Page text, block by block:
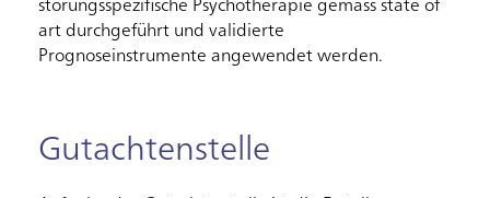
störungsspezifische Psychotherapie gemäss state of
art durchgeführt und validierte
Prognoseinstrumente angewendet werden.
Gutachtenstelle